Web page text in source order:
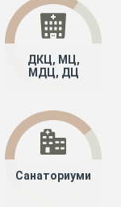
ДКЦ, МЦ,
МДЦ, ДЦ
Санаториуми